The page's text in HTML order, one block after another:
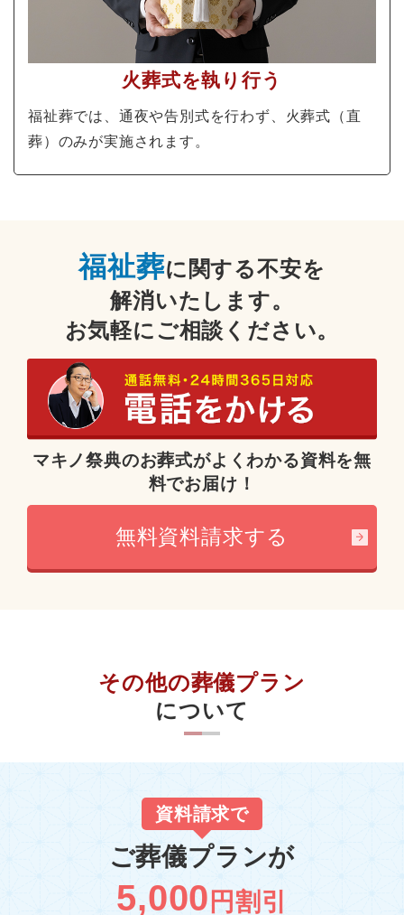
火葬式を執り行う
福祉葬では、通夜や告別式を行わず、火葬式（直
葬）のみが実施されます。
福祉葬に関する不安を
解消いたします。
お気軽にご相談ください。
マキノ祭典のお葬式がよくわかる資料を無
料でお届け！
無料資料請求する
その他の葬儀プラン
について
資料請求で
ご葬儀プランが
5,000 円割引